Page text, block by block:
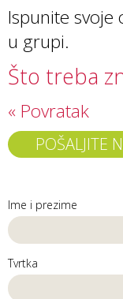
Ispunite
u grupi.
Što treba
« Povratak
POŠALJITE
Ime i prezime
Tvrtka